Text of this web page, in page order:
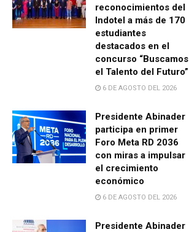
reconocimientos del
Indotel a más de 170
estudiantes
destacados en el
concurso “Buscamos
el Talento del Futuro”
6 DE AGOSTO DEL 2026
Presidente Abinader
participa en primer
Foro Meta RD 2036
con miras a impulsar
el crecimiento
económico
6 DE AGOSTO DEL 2026
Presidente Abinader